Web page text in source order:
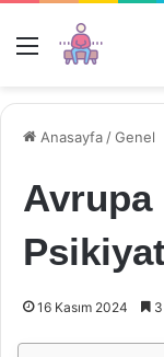
Menü
Anasayfa /Genel
Avrupa
16 Kasım 2024